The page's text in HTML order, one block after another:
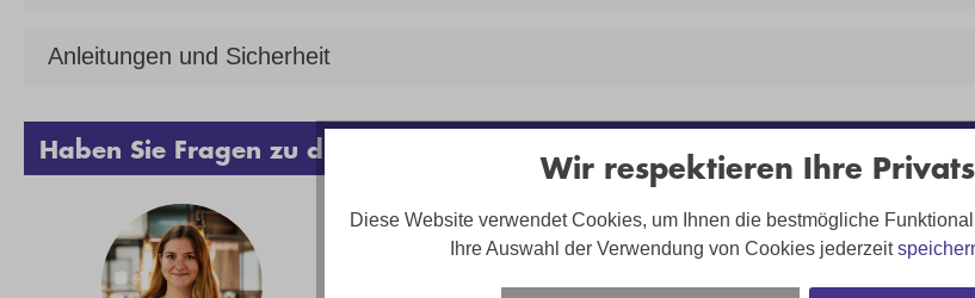
Anleitungen und Sicherheit
Haben Sie Fragen zu diesem Produkt?
Vanessa Hartung - und Ihr Team sind für Sie da!
Wir respektieren Ihre
Diese Website verwendet Cookies, um Ihnen die bestmögliche
Ihre Auswahl der Verwendung von Cookies jederzeit